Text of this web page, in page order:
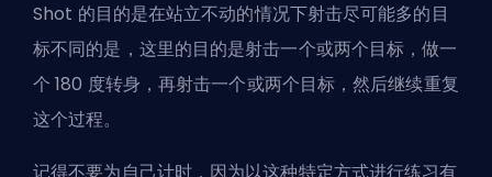
Shot 的目的是在站立不动的情况下射击尽可能多的目
标不同的是，这里的目的是射击一个或两个目标，做一
个 180 度转身，再射击一个或两个目标，然后继续重复
这个过程。